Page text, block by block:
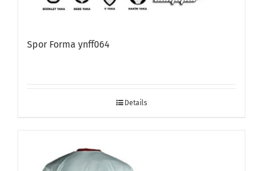
Spor Forma ynff064
Details